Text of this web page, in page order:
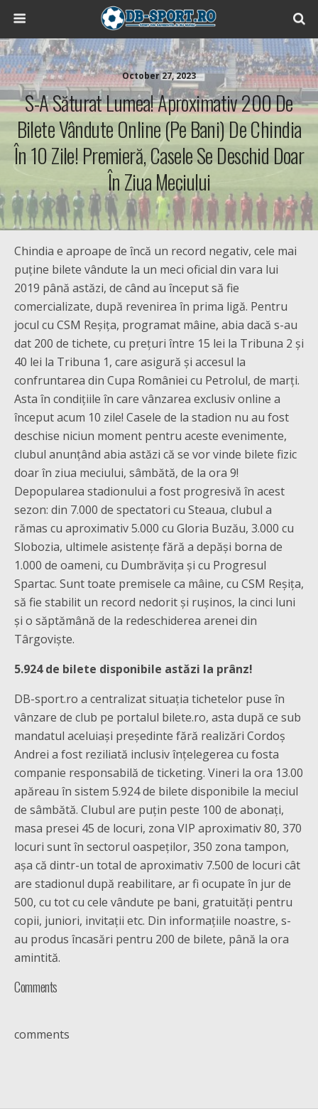
October 27, 2023
S-A Săturat Lumea! Aproximativ 200 De
Bilete Vândute Online (pe Bani) De Chindia
În 10 Zile! Premieră, Casele Se Deschid Doar
În Ziua Meciului
Chindia e aproape de încă un record negativ, cele mai
puține bilete vândute la un meci oficial din vara lui
2019 până astăzi, de când au început să fie
comercializate, după revenirea în prima ligă. Pentru
jocul cu CSM Reșița, programat mâine, abia dacă s-au
dat 200 de tichete, cu prețuri între 15 lei la Tribuna 2 și
40 lei la Tribuna 1, care asigură și accesul la
confruntarea din Cupa României cu Petrolul, de marți.
Asta în condițiile în care vânzarea exclusiv online a
început acum 10 zile! Casele de la stadion nu au fost
deschise niciun moment pentru aceste evenimente,
clubul anunțând abia astăzi că se vor vinde bilete fizic
doar în ziua meciului, sâmbătă, de la ora 9!
Depopularea stadionului a fost progresivă în acest
sezon: din 7.000 de spectatori cu Steaua, clubul a
rămas cu aproximativ 5.000 cu Gloria Buzău, 3.000 cu
Slobozia, ultimele asistențe fără a depăși borna de
1.000 de oameni, cu Dumbrăvița și cu Progresul
Spartac. Sunt toate premisele ca mâine, cu CSM Reșița,
să fie stabilit un record nedorit și rușinos, la cinci luni
și o săptămână de la redeschiderea arenei din
Târgoviște.
5.924 de bilete disponibile astăzi la prânz!
DB-sport.ro a centralizat situația tichetelor puse în
vânzare de club pe portalul bilete.ro, asta după ce sub
mandatul aceluiași președinte fără realizări Cordoș
Andrei a fost reziliată inclusiv înțelegerea cu fosta
companie responsabilă de ticketing. Vineri la ora 13.00
apăreau în sistem 5.924 de bilete disponibile la meciul
de sâmbătă. Clubul are puțin peste 100 de abonați,
masa presei 45 de locuri, zona VIP aproximativ 80, 370
locuri sunt în sectorul oaspeților, 350 zona tampon,
așa că dintr-un total de aproximativ 7.500 de locuri cât
are stadionul după reabilitare, ar fi ocupate în jur de
500, cu tot cu cele vândute pe bani, gratuități pentru
copii, juniori, invitații etc. Din informațiile noastre, s-
au produs încasări pentru 200 de bilete, până la ora
amintită.
Comments
comments